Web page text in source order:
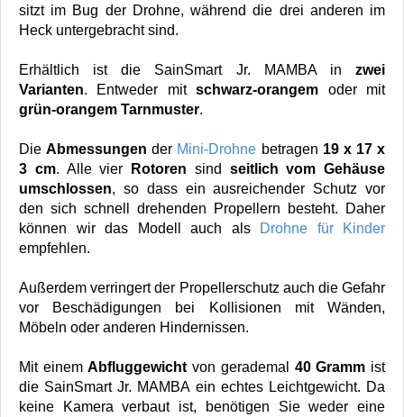
sitzt im Bug der Drohne, während die drei anderen im
Heck untergebracht sind.
Erhältlich ist die SainSmart Jr. MAMBA in zwei
Varianten. Entweder mitschwarz-orangem oder mit
grün-orangem Tarnmuster.
DieAbmessungen der Mini-Drohne betragen 19 x 17 x
3 cm. Alle vier Rotoren sind seitlich vom Gehäuse
umschlossen, so dass ein ausreichender Schutz vor
den sich schnell drehenden Propellern besteht. Daher
können wir das Modell auch als
Drohne für Kinder
empfehlen.
Außerdem verringert der Propellerschutz auch die Gefahr
vor Beschädigungen bei Kollisionen mit Wänden,
Möbeln oder anderen Hindernissen.
Mit einemAbfluggewicht von gerademal 40 Gramm ist
die SainSmart Jr. MAMBA ein echtes Leichtgewicht. Da
keine Kamera verbaut ist, benötigen Sie weder eine